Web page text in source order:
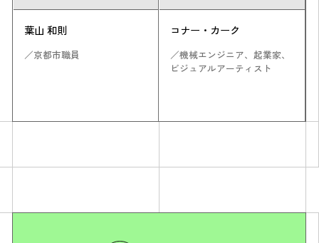
葉山 和則
／京都市職員
コナー・カーク
／機械エンジニア、起業家、
ビジュアルアーティスト